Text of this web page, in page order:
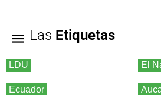
Las Etiquetas
LDU El
Ecuador